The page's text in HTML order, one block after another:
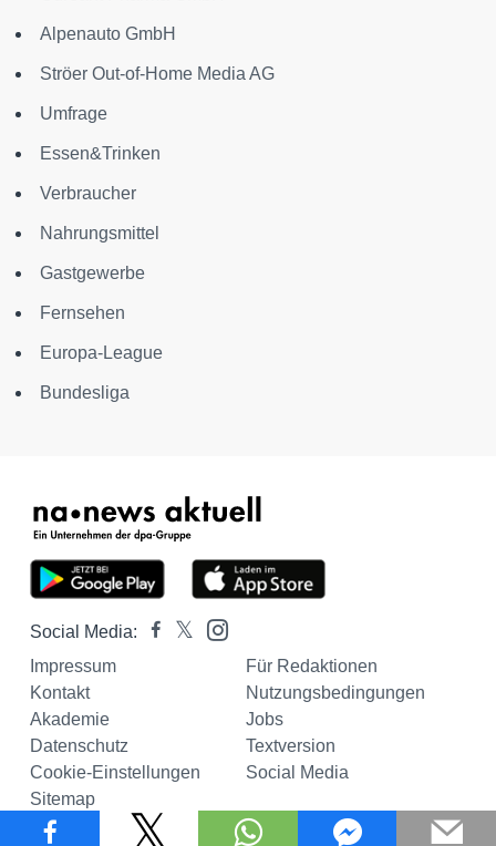
Alpenauto GmbH
Ströer Out-of-Home Media AG
Umfrage
Essen&Trinken
Verbraucher
Nahrungsmittel
Gastgewerbe
Fernsehen
Europa-League
Bundesliga
Social Media:
Impressum
Für Redaktionen
Kontakt
Nutzungsbedingungen
Akademie
Jobs
Datenschutz
Textversion
Cookie-Einstellungen
Social Media
Sitemap